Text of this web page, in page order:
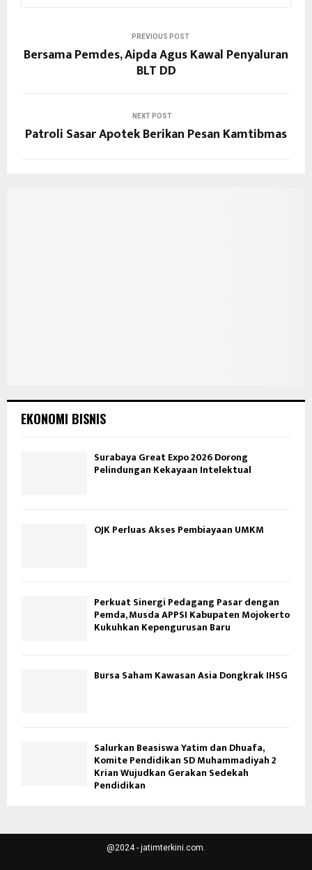
PREVIOUS POST
Bersama Pemdes, Aipda Agus Kawal Penyaluran
BLT DD
NEXT POST
Patroli Sasar Apotek Berikan Pesan Kamtibmas
EKONOMI BISNIS
Surabaya Great Expo 2026 Dorong
Pelindungan Kekayaan Intelektual
OJK Perluas Akses Pembiayaan UMKM
Perkuat Sinergi Pedagang Pasar dengan
Pemda, Musda APPSI Kabupaten Mojokerto
Kukuhkan Kepengurusan Baru
Bursa Saham Kawasan Asia Dongkrak IHSG
Salurkan Beasiswa Yatim dan Dhuafa,
Komite Pendidikan SD Muhammadiyah 2
Krian Wujudkan Gerakan Sedekah
Pendidikan
@2024 - jatimterkini.com.